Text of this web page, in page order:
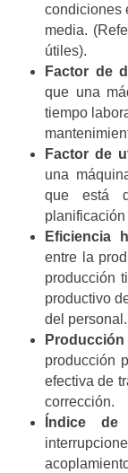
condiciones
media.
útiles).
Factor de
que una
tiempo
Factor de
una
que está
planificación
Eficiencia
entre la
producción
productivo
del personal.
producción
efectiva de
corrección.
Índice de